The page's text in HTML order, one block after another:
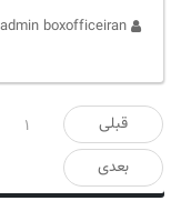
صفحه‌بندی
نوشته‌ها
قبلی 1
بعدی